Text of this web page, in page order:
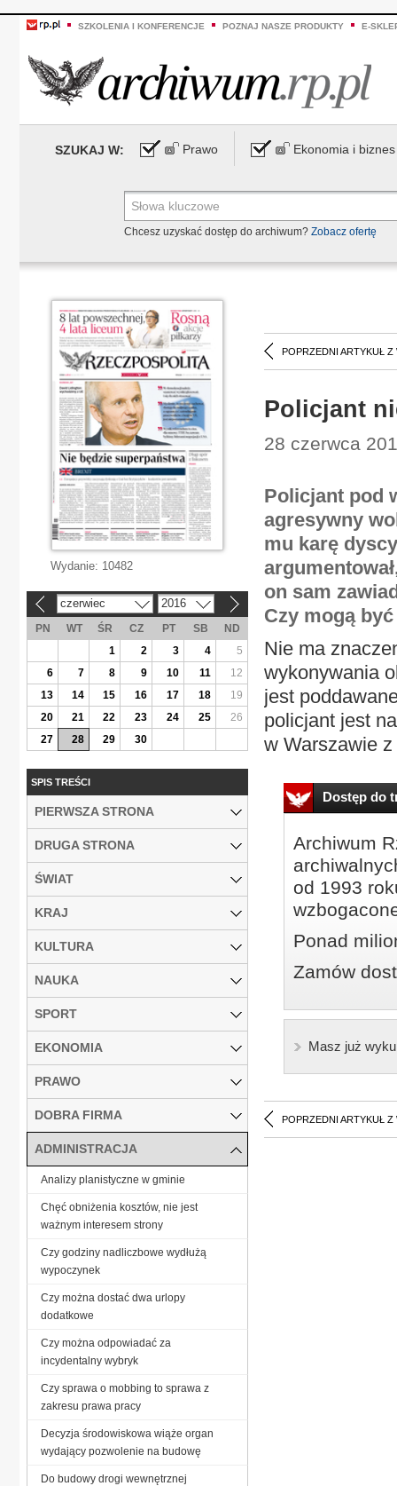
SZKOLENIA I KONFERENCJE POZNAJ NASZE PRODUKTY E-
SZUKAJ W: Prawo Ekonomia i biznes
Chcesz uzyskać dostęp do archiwum? Zobacz ofertę
POPRZEDNI ARTYKUŁ Z
Policjant
28 czerwca
Policjant pod
agresywny
mu karę
on sam
Czy mogą
Nie ma
wykonywania
jest
policjant jest
w Warszawie
Dostęp do
Archiwum
od 1993
Ponad
Zamów
Masz już
POPRZEDNI ARTYKUŁ Z
Wydanie: 10482
czerwiec 2016
PN WT ŚR CZ PT SB
ND
1
2 3 4
5
6
7 8 9 10 11
12
13
14 15 16 17 18
19
20
21 22 23 24 25
26
27
28 29 30
SPIS TREŚCI
PIERWSZA STRONA
DRUGA STRONA
ŚWIAT
KRAJ
KULTURA
NAUKA
SPORT
EKONOMIA
PRAWO
DOBRA FIRMA
ADMINISTRACJA
Analizy planistyczne w gminie
Chęć obniżenia kosztów, nie jest
ważnym interesem strony
Czy godziny nadliczbowe wydłużą
wypoczynek
Czy można dostać dwa urlopy
dodatkowe
Czy można odpowiadać za
incydentalny wybryk
Czy sprawa o mobbing to sprawa z
zakresu prawa pracy
Decyzja środowiskowa wiąże organ
wydający pozwolenie na budowę
Do budowy drogi wewnętrznej